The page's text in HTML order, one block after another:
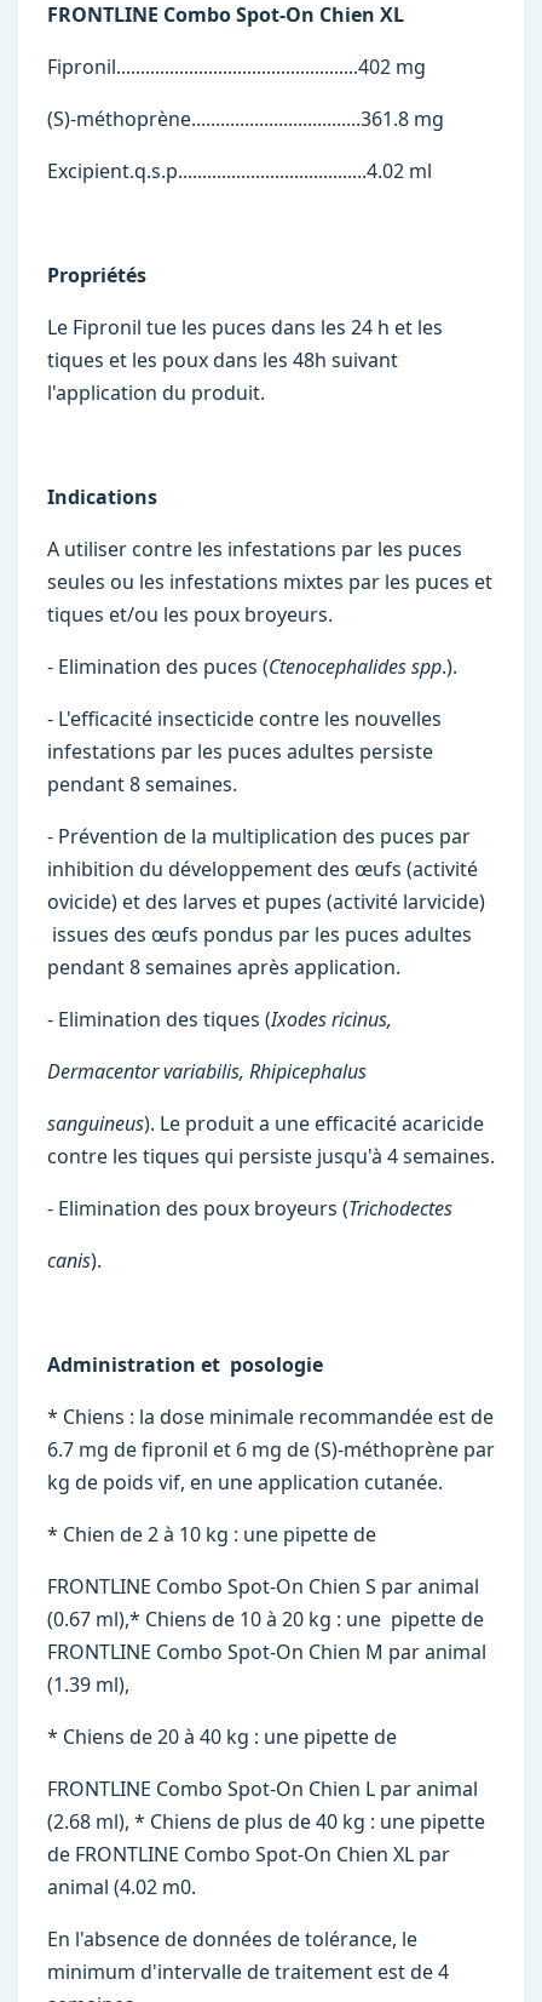
FRONTLINE Combo Spot-On Chien XL
Fipronil..................................................402 mg
(S)-méthoprène...................................361.8 mg
Excipient.q.s.p.......................................4.02 ml
Propriétés
Le Fipronil tue les puces dans les 24 h et les
tiques et les poux dans les 48h suivant
l'application du produit.
Indications
A utiliser contre les infestations par les puces
seules ou les infestations mixtes par les puces et
tiques et/ou les poux broyeurs.
- Elimination des puces (Ctenocephalides spp.).
- L'efficacité insecticide contre les nouvelles
infestations par les puces adultes persiste
pendant 8 semaines.
- Prévention de la multiplication des puces par
inhibition du développement des œufs (activité
ovicide) et des larves et pupes (activité larvicide)
issues des œufs pondus par les puces adultes
pendant 8 semaines après application.
- Elimination des tiques (Ixodes ricinus,
Dermacentor variabilis, Rhipicephalus
sanguineus). Le produit a une efficacité acaricide
contre les tiques qui persiste jusqu'à 4 semaines.
- Elimination des poux broyeurs (Trichodectes
canis).
Administration et posologie
* Chiens : la dose minimale recommandée est de
6.7 mg de fipronil et 6 mg de (S)-méthoprène par
kg de poids vif, en une application cutanée.
* Chien de 2 à 10 kg : une pipette de
FRONTLINE Combo Spot-On Chien S par animal
(0.67 ml),* Chiens de 10 à 20 kg : une pipette de
FRONTLINE Combo Spot-On Chien M par animal
(1.39 ml),
* Chiens de 20 à 40 kg : une pipette de
FRONTLINE Combo Spot-On Chien L par animal
(2.68 ml), * Chiens de plus de 40 kg : une pipette
de FRONTLINE Combo Spot-On Chien XL par
animal (4.02 m0.
En l'absence de données de tolérance, le
minimum d'intervalle de traitement est de 4